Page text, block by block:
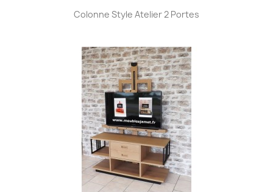
Colonne Style Atelier 2 Portes